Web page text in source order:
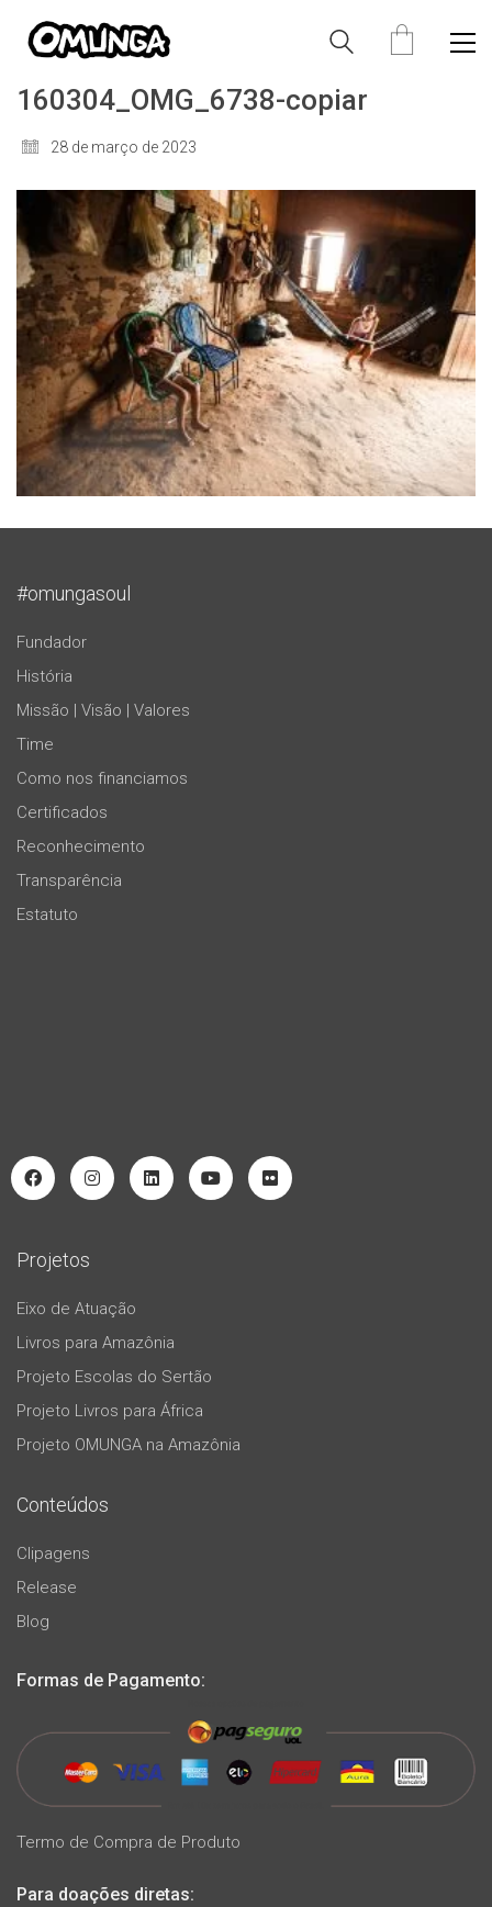
160304_OMG_6738-copiar
28 de março de 2023
#omungasoul
Fundador
História
Missão | Visão | Valores
Time
Como nos financiamos
Certificados
Reconhecimento
Transparência
Estatuto
Projetos
Eixo de Atuação
Livros para Amazônia
Projeto Escolas do Sertão
Projeto Livros para África
Projeto OMUNGA na Amazônia
Conteúdos
Clipagens
Release
Blog
Formas de Pagamento:
Termo de Compra de Produto
Para doações diretas: